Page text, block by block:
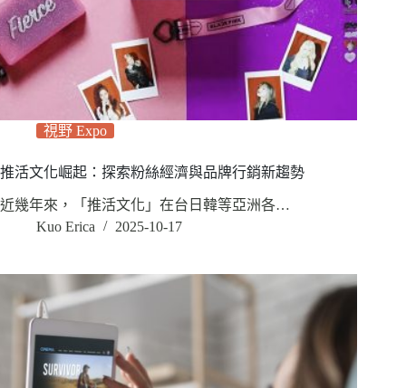
視野 Expo
推活文化崛起：探索粉絲經濟與品牌行銷新趨勢
近幾年來，「推活文化」在台日韓等亞洲各…
Kuo Erica
2025-10-17